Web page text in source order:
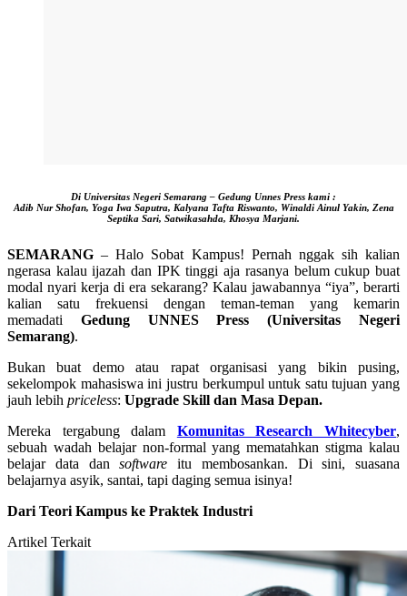
Di Universitas Negeri Semarang – Gedung Unnes Press kami :
Adib Nur Shofan, Yoga Iwa Saputra, Kalyana Tafta Riswanto, Winaldi Ainul Yakin, Zena
Septika Sari, Satwikasahda, Khosya Marjani.
SEMARANG – Halo Sobat Kampus! Pernah nggak sih kalian
ngerasa kalau ijazah dan IPK tinggi aja rasanya belum cukup buat
modal nyari kerja di era sekarang? Kalau jawabannya “iya”, berarti
kalian satu frekuensi dengan teman-teman yang kemarin
memadati Gedung UNNES Press (Universitas Negeri
Semarang).
Bukan buat demo atau rapat organisasi yang bikin pusing,
sekelompok mahasiswa ini justru berkumpul untuk satu tujuan yang
jauh lebih priceless: Upgrade Skill dan Masa Depan.
Mereka tergabung dalam Komunitas Research Whitecyber,
sebuah wadah belajar non-formal yang mematahkan stigma kalau
belajar data dansoftware itu membosankan. Di sini, suasana
belajarnya asyik, santai, tapi daging semua isinya!
Dari Teori Kampus ke Praktek Industri
Artikel Terkait